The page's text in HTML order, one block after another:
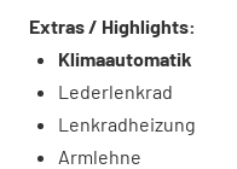
Extras / Highlights:
Klimaautomatik
Lederlenkrad
Lenkradheizung
Armlehne